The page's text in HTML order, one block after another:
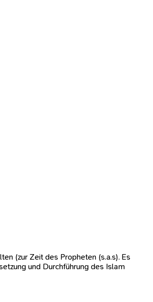
(zur Zeit des Propheten (s.a.s). Es
und Durchführung des Islam